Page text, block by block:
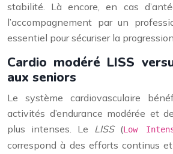
stabilité. Là encore, en cas
l’accompagnement par un
essentiel pour sécuriser la
Cardio modéré LISS
aux seniors
Le système cardiovasculaire
activités d’endurance modérée et
plus intenses. Le LISS(Low
correspond à des efforts continus